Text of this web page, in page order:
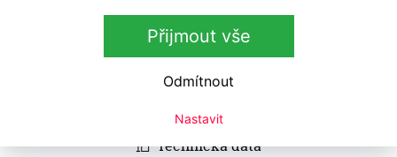
Přijmout vše
Odmítnout
Nastavit
Koupit
Technická data